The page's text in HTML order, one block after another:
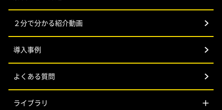
２分で分かる紹介動画
導入事例
よくある質問
ライブラリ